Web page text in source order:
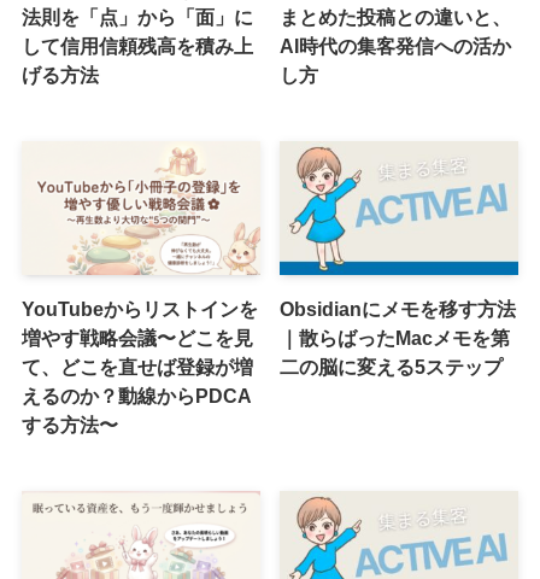
法則を「点」から「面」に
して信用信頼残高を積み上
げる方法
まとめた投稿との違いと、
AI時代の集客発信への活か
し方
YouTubeからリストインを
増やす戦略会議〜どこを見
て、どこを直せば登録が増
えるのか？動線からPDCA
する方法〜
Obsidianにメモを移す方法
｜散らばったMacメモを第
二の脳に変える5ステップ